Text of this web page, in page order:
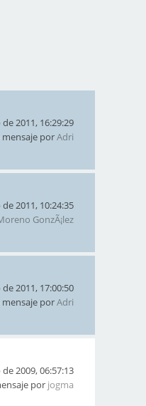
2011, 16:29:29
porAdri
2011, 10:24:35
GonzÃ¡lez
2011, 17:00:50
porAdri
2009, 06:57:13
por jogma